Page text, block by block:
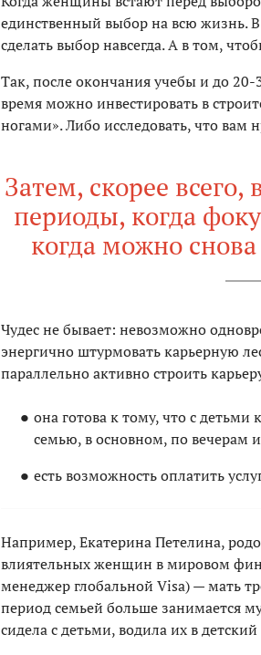
единственный выбор на всю жизнь.
сделать выбор навсегда. А в том,
Так, после окончания учебы и до
время можно инвестировать в
ногами». Либо исследовать, что вам
Затем, скорее
периоды, когда
когда можно
Чудес не бывает: невозможно
энергично штурмовать карьерную
параллельно активно строить
она готова к тому, что с
семью, в основном, по вечерам
есть возможность оплатить
Например, Екатерина Петелина,
влиятельных женщин в мировом
менеджер глобальной Visa) — мать
период семьей больше занимается
сидела с детьми, водила их в